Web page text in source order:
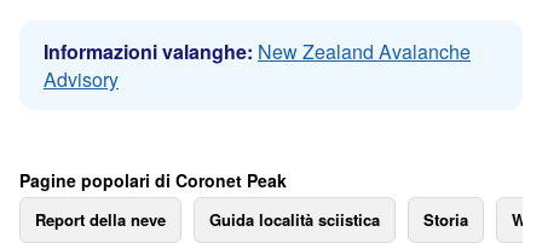
Informazioni valanghe: New Zealand Avalanche
Advisory
Pagine popolari di Coronet Peak
Report della neve Guida località sciistica Storia